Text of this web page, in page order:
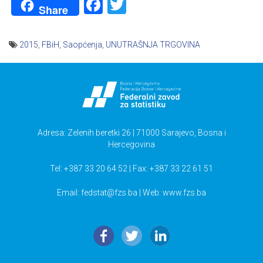
Share Facebook
2015 FBiH Saopćenja UNUTRAŠNJA TRGOVINA
Adresa: Zelenih beretki 26 | 71000 Sarajevo, Bosna i
Hercegovina
Tel: +387 33 20 64 52 | Fax: +387 33 22 61 51
Email: fedstat@fzs.ba | Web: www.fzs.ba